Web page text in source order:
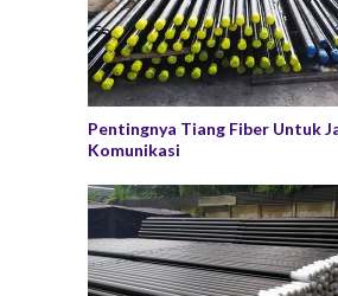
Pentingnya Tiang Fiber Untuk
Komunikasi